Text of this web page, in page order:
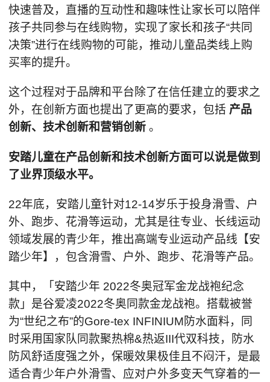
快速普及，直播的互动性和趣味性让家长可以陪伴
孩子共同参与在线购物，实现了家长和孩子“共同
决策”进行在线购物的可能，推动儿童品类线上购
买率的提升。
这个过程对于品牌和平台除了在信任建立的要求之
外，在创新方面也提出了更高的要求，包括 产品
创新、技术创新和营销创新。
安踏儿童在产品创新和技术创新方面可以说是做到
了业界顶级水平。
22年底，安踏儿童针对12-14岁乐于投身滑雪、户
外、跑步、花滑等运动，尤其是往专业、长线运动
领域发展的青少年，推出高端专业运动产品线【安
踏少年】，包含滑雪、户外、跑步、花滑等产品。
其中，「安踏少年 2022冬奥冠军金龙战袍纪念
款」是谷爱凌2022冬奥同款金龙战袍。搭载被誉
为“世纪之布”的Gore-tex INFINIUM防水面料，同
时采用国家队同款聚热棉&热返III代双科技，防水
防风舒适度强之外，保暖效果极佳且不闷汗，是最
适合青少年户外滑雪、应对户外多变天气穿着的一